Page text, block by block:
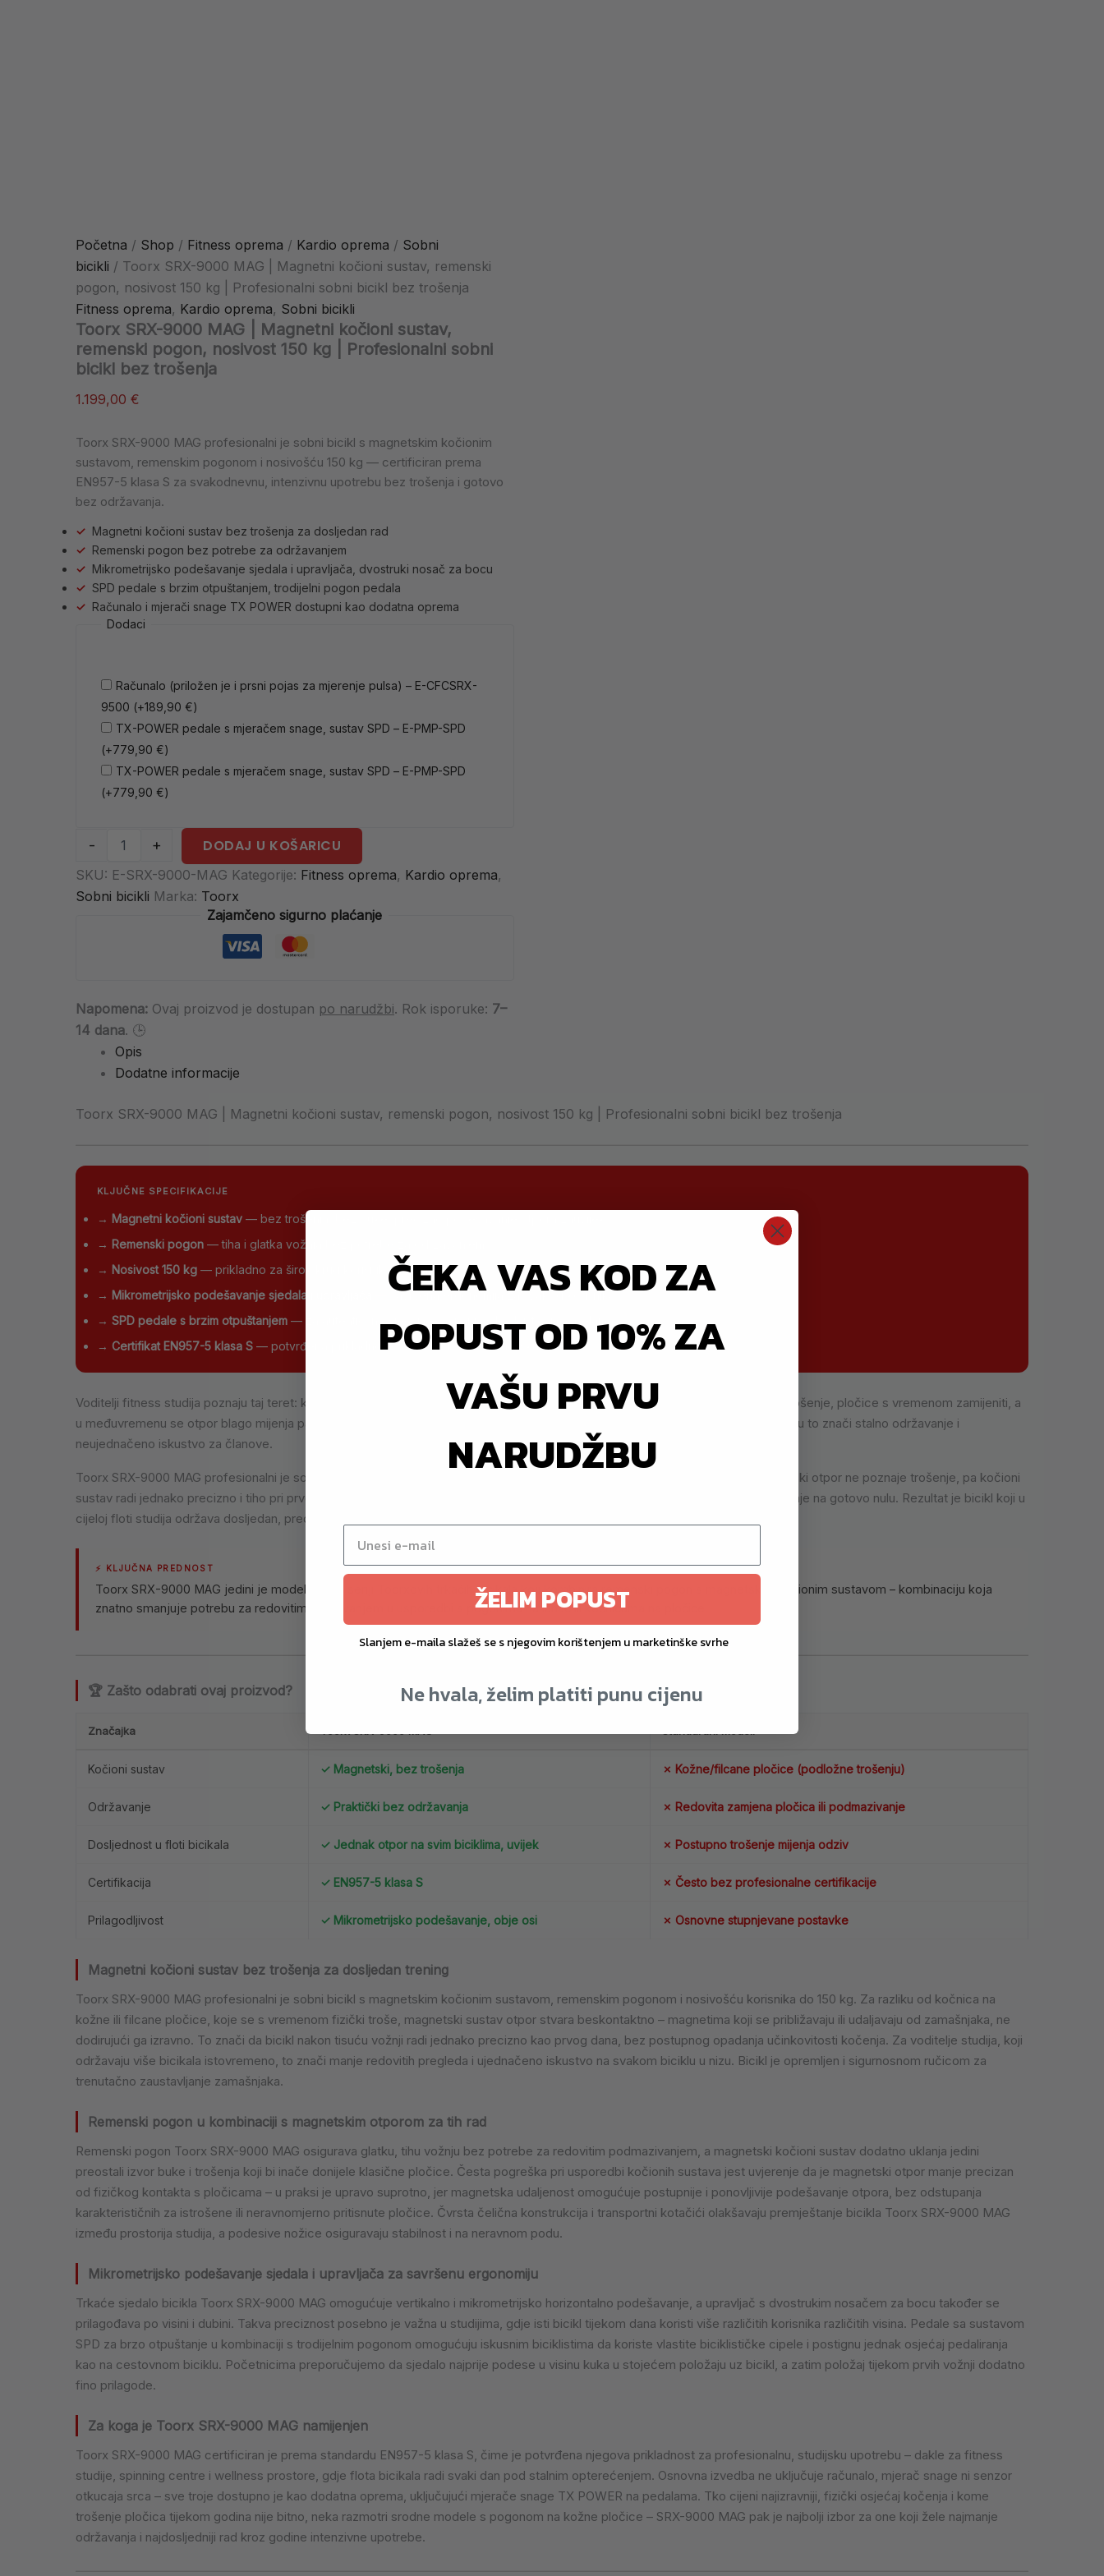
Početna / Shop / Fitness oprema / Kardio oprema / Sobni
bicikli / Toorx SRX-9000 MAG | Magnetni kočioni sustav, remenski
pogon, nosivost 150 kg | Profesionalni sobni bicikl bez trošenja
Fitness oprema, Kardio oprema, Sobni bicikli
Toorx SRX-9000 MAG | Magnetni kočioni sustav,
remenski pogon, nosivost 150 kg | Profesionalni sobni
bicikl bez trošenja
1.199,00 €
Toorx SRX-9000 MAG profesionalni je sobni bicikl s magnetskim kočionim
sustavom, remenskim pogonom i nosivošću 150 kg — certificiran prema
EN957-5 klasa S za svakodnevnu, intenzivnu upotrebu bez trošenja i gotovo
bez održavanja.
✓ Magnetni kočioni sustav bez trošenja za dosljedan rad
✓ Remenski pogon bez potrebe za održavanjem
✓ Mikrometrijsko podešavanje sjedala i upravljača, dvostruki nosač za bocu
✓ SPD pedale s brzim otpuštanjem, trodijelni pogon pedala
✓ Računalo i mjerači snage TX POWER dostupni kao dodatna oprema
Dodaci
Računalo (priložen je i prsni pojas za mjerenje pulsa) – E-CFCSRX-
9500 (+189,90 €)
TX-POWER pedale s mjeračem snage, sustav SPD – E-PMP-SPD
(+779,90 €)
TX-POWER pedale s mjeračem snage, sustav SPD – E-PMP-SPD
(+779,90 €)
- + DODAJ U KOŠARICU
SKU: E-SRX-9000-MAG Kategorije: Fitness oprema, Kardio oprema,
Sobni bicikli Marka: Toorx
Zajamčeno sigurno plaćanje
Napomena: Ovaj proizvod je dostupan po narudžbi. Rok isporuke: 7–
14 dana. 🕒
Opis
Dodatne informacije
Toorx SRX-9000 MAG | Magnetni kočioni sustav, remenski pogon, nosivost 150 kg | Profesionalni sobni bicikl bez trošenja
KLJUČNE SPECIFIKACIJE
→ Magnetni kočioni sustav — bez trošenja, bez buke, precizno podešavanje otpora zauvijek
→ Remenski pogon — tiha i glatka vožnja bez potrebe za održavanjem
→ Nosivost 150 kg — prikladno za širok krug korisnika u studiju
→ Mikrometrijsko podešavanje sjedala i upravljača
— savršena ergonomija za svakog korisnika
→ SPD pedale s brzim otpuštanjem — za autentičan osjećaj pedaliranja s biciklističkim cipelama
→ Certifikat EN957-5 klasa S — potvrđena prikladnost za profesionalnu, studijsku upotrebu
Voditelji fitness studija poznaju taj teret: kod bicikala s filcanim ili kožnim kočionim pločicama potrebno je redovito provjeravati trošenje, pločice s vremenom zamijeniti, a
u međuvremenu se otpor blago mijenja pa bicikli u istom redu više ne rade posve jednako. Kod deset ili dvadeset bicikala u studiju to znači stalno održavanje i
neujednačeno iskustvo za članove.
Toorx SRX-9000 MAG profesionalni je sobni bicikl s magnetskim kočionim sustavom, koji taj problem rješava u korijenu. Magnetski otpor ne poznaje trošenje, pa kočioni
sustav radi jednako precizno i tiho pri prvoj kao i pri deset tisućitoj vožnji, a remenski pogon dodatno smanjuje potrebno održavanje na gotovo nulu. Rezultat je bicikl koji u
cijeloj floti studija održava dosljedan, predvidljiv trening bez redovitih zahvata.
⚡ KLJUČNA PREDNOST
Toorx SRX-9000 MAG jedini je model u ovoj seriji Toorxovih trkaćih bicikala koji kombinira remenski pogon s magnetskim kočionim sustavom – kombinaciju koja
znatno smanjuje potrebu za redovitim održavanjem u usporedbi s pogonima na lanac ili kočnicama na pločice.
🏆 Zašto odabrati ovaj proizvod?
Značajka
Kočioni sustav ✓ Magnetski, bez trošenja ✗ Kožne/filcane pločice (podložne trošenju)
Održavanje ✓ Praktički bez održavanja ✗ Redovita zamjena pločica ili podmazivanje
Dosljednost u floti bicikala ✓ Jednak otpor na svim biciklima, uvijek ✗ Postupno trošenje mijenja odziv
Certifikacija ✓ EN957-5 klasa S ✗ Često bez profesionalne certifikacije
Prilagodljivost ✓ Mikrometrijsko podešavanje, obje osi ✗ Osnovne stupnjevane postavke
Magnetni kočioni sustav bez trošenja za dosljedan trening
Toorx SRX-9000 MAG profesionalni je sobni bicikl s magnetskim kočionim sustavom, remenskim pogonom i nosivošću korisnika do 150 kg. Za razliku od kočnica na
kožne ili filcane pločice, koje se s vremenom fizički troše, magnetski sustav otpor stvara beskontaktno – magnetima koji se približavaju ili udaljavaju od zamašnjaka, ne
dodirujući ga izravno. To znači da bicikl nakon tisuću vožnji radi jednako precizno kao prvog dana, bez postupnog opadanja učinkovitosti kočenja. Za voditelje studija, koji
održavaju više bicikala istovremeno, to znači manje redovitih pregleda i ujednačeno iskustvo na svakom biciklu u nizu. Bicikl je opremljen i sigurnosnom ručicom za
trenutačno zaustavljanje zamašnjaka.
Remenski pogon u kombinaciji s magnetskim otporom za tih rad
Remenski pogon Toorx SRX-9000 MAG osigurava glatku, tihu vožnju bez potrebe za redovitim podmazivanjem, a magnetski kočioni sustav dodatno uklanja jedini
preostali izvor buke i trošenja koji bi inače donijele klasične pločice. Česta pogreška pri usporedbi kočionih sustava jest uvjerenje da je magnetski otpor manje precizan
od fizičkog kontakta s pločicama – u praksi je upravo suprotno, jer magnetska udaljenost omogućuje postupnije i ponovljivije podešavanje otpora, bez odstupanja
karakterističnih za istrošene ili neravnomjerno pritisnute pločice. Čvrsta čelična konstrukcija i transportni kotačići olakšavaju premještanje bicikla Toorx SRX-9000 MAG
između prostorija studija, a podesive nožice osiguravaju stabilnost i na neravnom podu.
Mikrometrijsko podešavanje sjedala i upravljača za savršenu ergonomiju
Trkaće sjedalo bicikla Toorx SRX-9000 MAG omogućuje vertikalno i mikrometrijsko horizontalno podešavanje, a upravljač s dvostrukim nosačem za bocu također se
prilagođava po visini i dubini. Takva preciznost posebno je važna u studijima, gdje isti bicikl tijekom dana koristi više različitih korisnika različitih visina. Pedale sa sustavom
SPD za brzo otpuštanje u kombinaciji s trodijelnim pogonom omogućuju iskusnim biciklistima da koriste vlastite biciklističke cipele i postignu jednak osjećaj pedaliranja
kao na cestovnom biciklu. Početnicima preporučujemo da sjedalo najprije podese u visinu kuka u stojećem položaju uz bicikl, a zatim položaj tijekom prvih vožnji dodatno
fino prilagode.
Za koga je Toorx SRX-9000 MAG namijenjen
Toorx SRX-9000 MAG certificiran je prema standardu EN957-5 klasa S, čime je potvrđena njegova prikladnost za profesionalnu, studijsku upotrebu – dakle za fitness
studije, spinning centre i wellness prostore, gdje flota bicikala radi svaki dan pod stalnim opterećenjem. Osnovna izvedba ne uključuje računalo, mjerač snage ni senzor
otkucaja srca – sve troje dostupno je kao dodatna oprema, uključujući mjerače snage TX POWER na pedalama. Tko cijeni najizravniji, fizički osjećaj kočenja i kome
trošenje pločica tijekom godina nije bitno, neka razmotri srodne modele s pogonom na kožne pločice – SRX-9000 MAG pak je najbolji izbor za one koji žele najmanje
održavanja i najdosljedniji rad kroz godine intenzivne upotrebe.
ČEKA VAS KOD ZA
POPUST OD 10% ZA
VAŠU PRVU
NARUDŽBU
ŽELIM POPUST
Slanjem e-maila slažeš se s njegovim korištenjem u marketinške svrhe
Ne hvala, želim platiti punu cijenu